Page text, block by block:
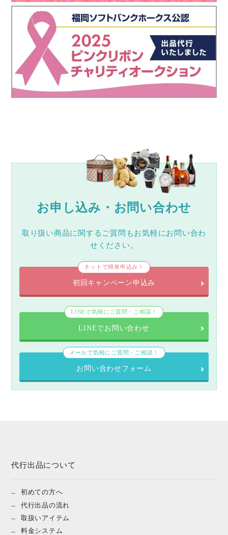
お申し込み・お問い合わせ
取り扱い商品に関するご質問もお気軽にお問い合わ
せください。
ネットで簡単申込み！
初回キャンペーン申込み
LINEで気軽にご質問・ご相談！
LINEでお問い合わせ
メールで気軽にご質問・ご相談！
お問い合わせフォーム
代行出品について
初めての方へ
代行出品の流れ
取扱いアイテム
料金システム